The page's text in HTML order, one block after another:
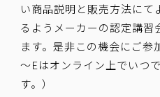
い商品説明と販売方法にて
るようメーカーの認定講習
ます。是非この機会にご
～Eはオンライン上でいつ
す。）